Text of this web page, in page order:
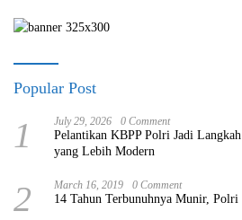
Popular Post
1 July 29, 2026 0 Comment
Pelantikan KBPP Polri Jadi
yang Lebih Modern
2 March 16, 2019 0 Comment
14 Tahun Terbunuhnya Munir,